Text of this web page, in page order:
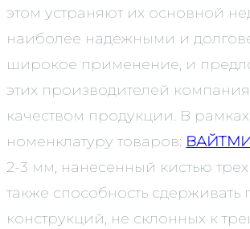
этом устраняют их основной
наиболее надежными и
широкое применение, и
этих производителей
качеством продукции. В
номенклатуру товаров:
2-3 мм, нанесенный кистью
также способность
конструкций, не склонных к